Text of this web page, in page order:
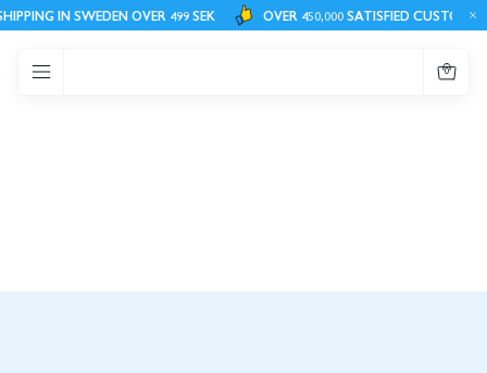
IN SWEDEN OVER 499 SEK OVER 450,000 SATISFIED
0
måndag - Fredag - 10.00-18.00